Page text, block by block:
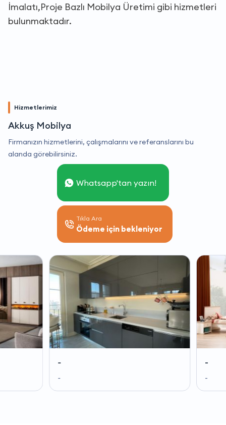
İmalatı,Proje Bazlı Mobilya Üretimi gibi hizmetleri
bulunmaktadır.
Hizmetlerimiz
Akkuş Mobilya
Firmanızın hizmetlerini, çalışmalarını ve referanslarını bu
alanda görebilirsiniz.
Whatsapp'tan yazın!
Tıkla Ara
Ödeme için bekleniyor